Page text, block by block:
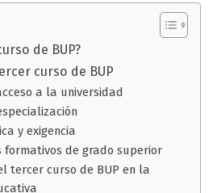
de BUP?
curso de BUP
a la universidad
y exigencia
formativos de grado superior
tercer curso de BUP en la